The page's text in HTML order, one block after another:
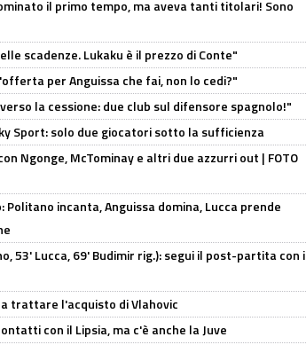
il primo tempo, ma aveva tanti titolari! Sono
scadenze. Lukaku è il prezzo di Conte"
per Anguissa che fai, non lo cedi?"
la cessione: due club sul difensore spagnolo!"
Sport: solo due giocatori sotto la sufficienza
Ngonge, McTominay e altri due azzurri out | FOTO
Politano incanta, Anguissa domina, Lucca prende
53' Lucca, 69' Budimir rig.): segui il post-partita con i
trattare l'acquisto di Vlahovic
con il Lipsia, ma c'è anche la Juve